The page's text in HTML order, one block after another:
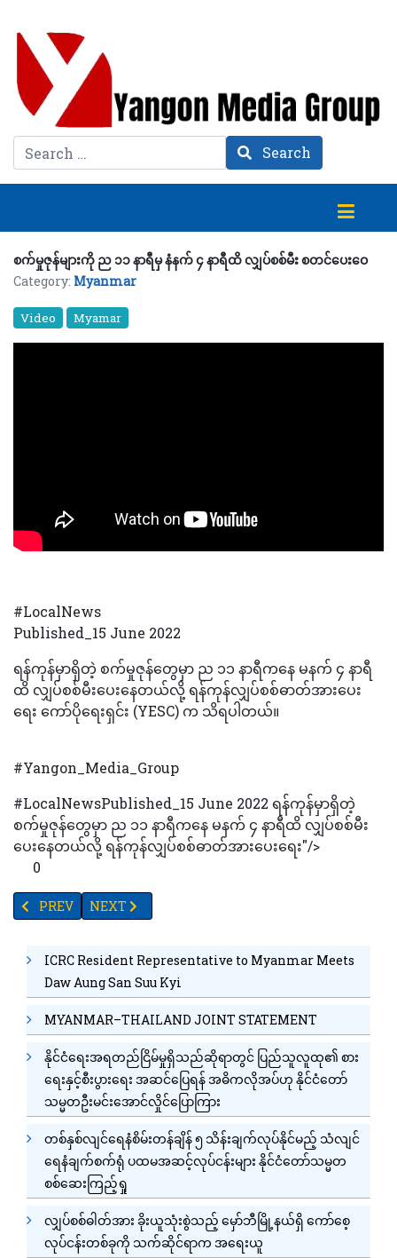
Search Search
စက်မှုဇုန်များကို ည ၁၁ နာရီမှ နံနက် ၄ နာရီထိ လျှပ်စစ်မီး စတင်ပေးဝေ
Category: Myanmar
Video Myamar
#LocalNews
Published_15 June 2022
ရန်ကုန်မှာရှိတဲ့ စက်မှုဇုန်တွေမှာ ည ၁၁ နာရီကနေ မနက် ၄ နာရီ
ထိ လျှပ်စစ်မီးပေးနေတယ်လို့ ရန်ကုန်လျှပ်စစ်ဓာတ်အားပေး
ရေး ကော်ပိုရေးရှင်း (YESC) က သိရပါတယ်။
#Yangon_Media_Group
#LocalNewsPublished_15 June 2022 ရန်ကုန်မှာရှိတဲ့
စက်မှုဇုန်တွေမှာ ည ၁၁ နာရီကနေ မနက် ၄ နာရီထိ လျှပ်စစ်မီး
ပေးနေတယ်လို့ ရန်ကုန်လျှပ်စစ်ဓာတ်အားပေးရေး"/>
0
PREVIOUS ARTICLE: MAPCO ၏ LNG TO POWER စီမံကိန်း၊
PREV NEXT ARTICLE: ခေတ်အဆက်ဆက်ကျောက်စာများကို ဘ
NEXT
ICRC Resident Representative to Myanmar Meets
Daw Aung San Suu Kyi
MYANMAR–THAILAND JOINT STATEMENT
နိုင်ငံရေးအရတည်ငြိမ်မှုရှိသည်ဆိုရာတွင် ပြည်သူလူထု၏ စား
ရေးနှင့်စီးပွားရေး အဆင်ပြေရန် အဓိကလိုအပ်ဟု နိုင်ငံတော်
သမ္မတဦးမင်းအောင်လှိုင်ပြောကြား
တစ်နှစ်လျင်ရေနံစိမ်းတန်ချိန် ၅ သိန်းချက်လုပ်နိုင်မည့် သံလျင်
ရေနံချက်စက်ရုံ ပထမအဆင့်လုပ်ငန်းများ နိုင်ငံတော်သမ္မတ
စစ်ဆေးကြည့်ရှု
လျှပ်စစ်ဓါတ်အား ခိုးယူသုံးစွဲသည့် မှော်ဘီမြို့နယ်ရှိ ကော်စေ့
လုပ်ငန်းတစ်ခုကို သက်ဆိုင်ရာက အရေးယူ